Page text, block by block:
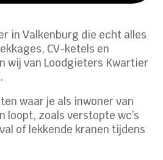
in Valkenburg die echt alles
CV-ketels en
wij van Loodgieters Kwartier
waar je als inwoner van
loopt, zoals verstopte wc’s
of lekkende kranen tijdens